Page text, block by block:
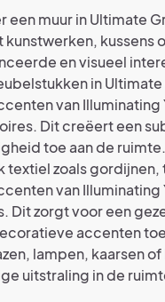
een muur in Ultimate
kunstwerken, kussens
en visueel
in
van
Dit creëert een
toe aan de ruimte.
textiel zoals
van
Dit zorgt voor een
accenten
lampen, kaarsen
uitstraling in de